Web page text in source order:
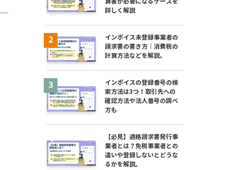
詳しく解説
インボイス未登録事業者の
請求書の書き方｜消費税の
計算方法などを解説。
インボイスの登録番号の検
索方法は3つ！取引先への
確認方法や法人番号の調べ
方も
【必見】適格請求書発行事
業者とは？免税事業者との
違いや登録しないとどうな
るかを解説。